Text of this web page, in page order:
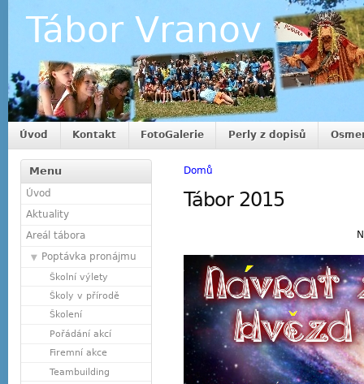
Tábor Vranov
Úvod Kontakt FotoGalerie Perly z dopisů
Menu
Úvod
Aktuality
Areál tábora
Poptávka pronájmu
Školní výlety
Školy v přírodě
Školení
Pořádání akcí
Firemní akce
Teambuilding
Domů
Tábor 2015